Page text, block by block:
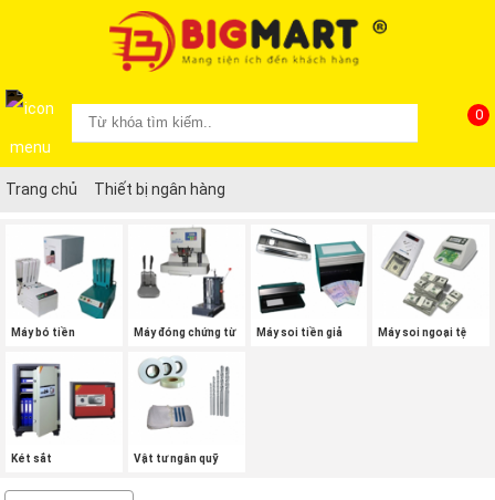
0
Trang chủ Thiết bị ngân hàng
Máy bó tiền Máy đóng chứng từ Máy soi tiền giả Máy soi ngoại tệ
Két sắt Vật tư ngân quỹ